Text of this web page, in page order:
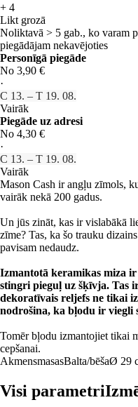
+ 4
Likt grozā
Noliktavā > 5 gab., ko varam
piegādājam nekavējoties
Personīgā piegāde
No 3,90 €
·
C 13. – T 19. 08.
Vairāk
Piegāde uz adresi
No 4,30 €
·
C 13. – T 19. 08.
Vairāk
Mason Cash ir angļu zīmols,
vairāk nekā 200 gadus.
Un jūs zināt, kas ir vislabākā
zīme? Tas, ka šo trauku
pavisam nedaudz.
Izmantotā keramikas miza
stingri pieguļ uz šķīvja. Tas
dekoratīvais reljefs ne tikai
nodrošina, ka bļodu ir viegli
Tomēr bļodu izmantojiet tikai
cepšanai.
AkmensmasasBalta/bēšaØ 29
Visi parametri